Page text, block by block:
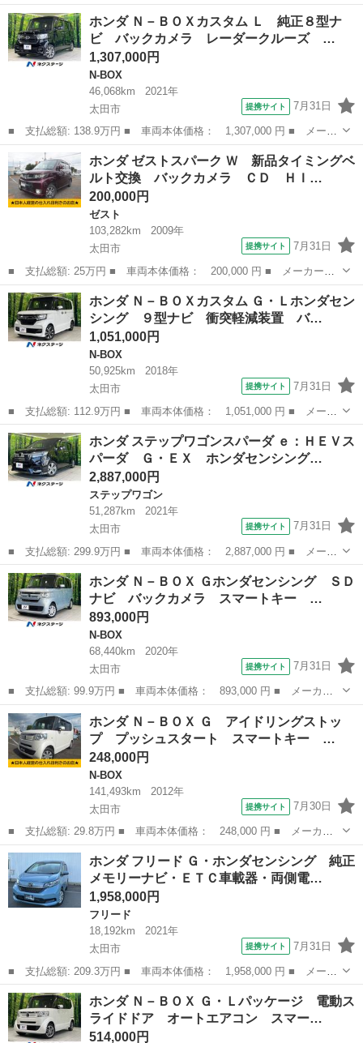
名： ホンダ ■ 車種名： Ｎ－ＢＯＸ ■ グレード名： Ｇ・Ｌパ
ッケージ 純正ナビ バックカメラ ＥＴＣ 両側電動スライドド
ア スマートキ...
群馬 太田市 N-BOX
ホンダ Ｎ－ＢＯＸカスタム Ｌ 純正８型ナ
ビ バックカメラ レーダークルーズ …
1,307,000円
N-BOX
46,068km
2021年
太田市
提携サイト 7月31日
■ 支払総額: 138.9万円 ■ 車両本体価格： 1,307,000 円 ■ メーカ
ー名： ホンダ ■ 車種名： Ｎ－ＢＯＸカスタム ■ グレード
名： Ｌ 純正８型ナビ バックカメラ レーダークルーズ シート
ヒーター ド...
太田市 N-BOX
ホンダ ゼストスパーク Ｗ 新品タイミングベ
ルト交換 バックカメラ ＣＤ ＨＩ…
200,000円
ゼスト
103,282km
2009年
太田市
提携サイト 7月31日
■ 支払総額: 25万円 ■ 車両本体価格： 200,000 円 ■ メーカー
名： ホンダ ■ 車種名： ゼストスパーク ■ グレード名： Ｗ
新品タイミングベルト交換 バックカメラ ＣＤ ＨＩＤ ＥＴＣ
スマートキー エ...
群馬 太田市 ゼスト
ホンダ Ｎ－ＢＯＸカスタム Ｇ・Ｌホンダセン
シング ９型ナビ 衝突軽減装置 バ…
1,051,000円
N-BOX
50,925km
2018年
太田市
提携サイト 7月31日
■ 支払総額: 112.9万円 ■ 車両本体価格： 1,051,000 円 ■ メーカ
ー名： ホンダ ■ 車種名： Ｎ－ＢＯＸカスタム ■ グレード
名： Ｇ・Ｌホンダセンシング ９型ナビ 衝突軽減装置 バックカ
メラ Ｂｌｕ...
群馬 太田市 N-BOX
ホンダ ステップワゴンスパーダ ｅ：ＨＥＶス
パーダ Ｇ・ＥＸ ホンダセンシング…
2,887,000円
ステップワゴン
51,287km
2021年
太田市
提携サイト 7月31日
■ 支払総額: 299.9万円 ■ 車両本体価格： 2,887,000 円 ■ メーカ
ー名： ホンダ ■ 車種名： ステップワゴンスパーダ ■ グレード
名： ｅ：ＨＥＶスパーダ Ｇ・ＥＸ ホンダセンシング １２イン
チ後席モ...
群馬 太田市 ステップワゴン
ホンダ Ｎ－ＢＯＸ Ｇホンダセンシング ＳＤ
ナビ バックカメラ スマートキー …
893,000円
N-BOX
68,440km
2020年
太田市
提携サイト 7月31日
■ 支払総額: 99.9万円 ■ 車両本体価格： 893,000 円 ■ メーカー
名： ホンダ ■ 車種名： Ｎ－ＢＯＸ ■ グレード名： Ｇホンダ
センシング ＳＤナビ バックカメラ スマートキー ＥＴＣ オー
トハイビーム...
群馬 太田市 N-BOX
ホンダ Ｎ－ＢＯＸ Ｇ アイドリングストッ
プ プッシュスタート スマートキー …
248,000円
N-BOX
141,493km
2012年
太田市
提携サイト 7月30日
■ 支払総額: 29.8万円 ■ 車両本体価格： 248,000 円 ■ メーカー
名： ホンダ ■ 車種名： Ｎ－ＢＯＸ ■ グレード名： Ｇ アイ
ドリングストップ プッシュスタート スマートキー タイミングチ
ェーン 室内...
群馬 太田市 N-BOX
ホンダ フリード Ｇ・ホンダセンシング 純正
メモリーナビ・ＥＴＣ車載器・両側電…
1,958,000円
フリード
18,192km
2021年
太田市
提携サイト 7月31日
■ 支払総額: 209.3万円 ■ 車両本体価格： 1,958,000 円 ■ メーカ
ー名： ホンダ ■ 車種名： フリード ■ グレード名： Ｇ・ホン
ダセンシング 純正メモリーナビ・ＥＴＣ車載器・両側電動スライド
ドア・衝...
群馬 太田市 フリード
ホンダ Ｎ－ＢＯＸ Ｇ・Ｌパッケージ 電動ス
ライドドア オートエアコン スマー…
514,000円